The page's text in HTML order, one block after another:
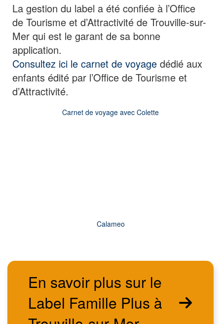
La gestion du label a été confiée à l’Office
de Tourisme et d’Attractivité de Trouville-sur-
Mer qui est le garant de sa bonne
application.
Consultez ici le carnet de voyage dédié aux
enfants édité par l’Office de Tourisme et
d’Attractivité.
Carnet de voyage avec Colette
Calameo
En savoir plus sur le
Label Famille Plus à